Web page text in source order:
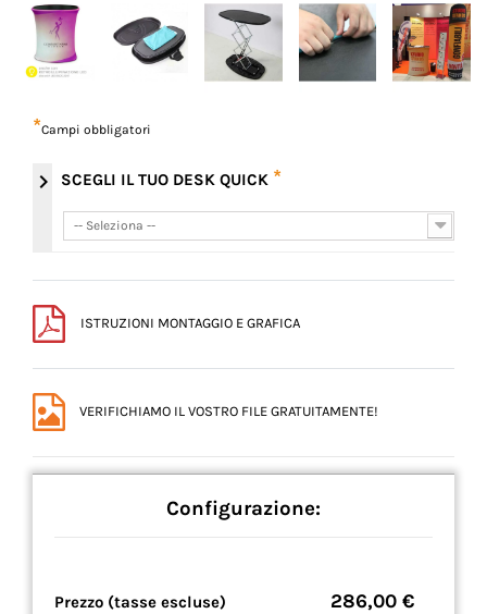
*Campi obbligatori
chevron_right SCEGLI IL TUO DESK QUICK *
-- Seleziona --
-- Seleziona --
ISTRUZIONI MONTAGGIO E GRAFICA
VERIFICHIAMO IL VOSTRO FILE GRATUITAMENTE!
Configurazione:
Prezzo (tasse escluse) 286,00 €